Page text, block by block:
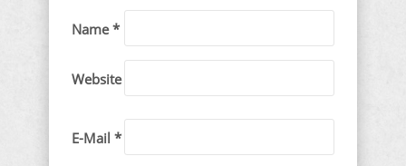
Name *
Website
E-Mail *